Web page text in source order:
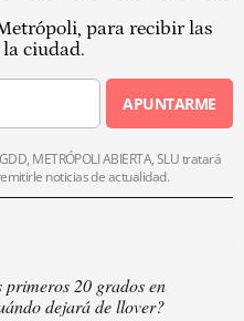
para recibir las
ciudad.
APUNTARME
METRÓPOLI ABIERTA, SLU tratará
noticias de actualidad.
primeros 20 grados en
dejará de llover?